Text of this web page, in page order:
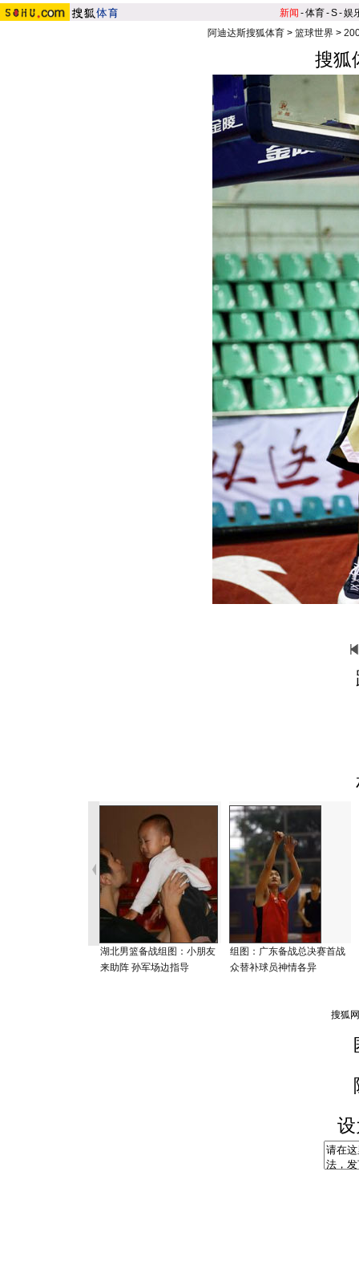
新闻 -体育-S-娱
阿迪达斯搜狐体育> 篮球世界>
搜狐
湖北男篮备战组图：小朋友
来助阵 孙军场边指导
组图：广东备战总决赛首战
众替补球员神情各异